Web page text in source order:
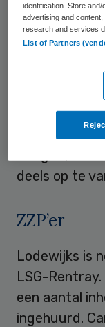
bestuurder
reactie dat
wederzijds
gekomen
zou zijn als
de raad van
er hierdoor
deels op te
ZZP’er
Lodewijks is
LSG-
een aantal
ingehuurd.
identification. Store
advertising and
research and services
List of Partners